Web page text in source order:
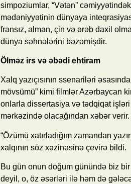
simpoziumlar, “Vətən”
mədəniyyətinin dünyaya
fransız, alman, çin və ərəb daxil
dünya səhnələrini bəzəmişdir.
Ölməz irs və əbədi ehtiram
Xalq yazıçısının ssenariləri
mövsümü” kimi filmlər Azərbaycan
onlarla dissertasiya və tədqiqat
mərkəzində olacağından xəbər verir.
“Özümü xatırladığım zamandan
xalqının söz xəzinəsinə çevirə bildi.
Bu gün onun doğum günündə biz
deyil, o, öz əsərləri ilə həm də